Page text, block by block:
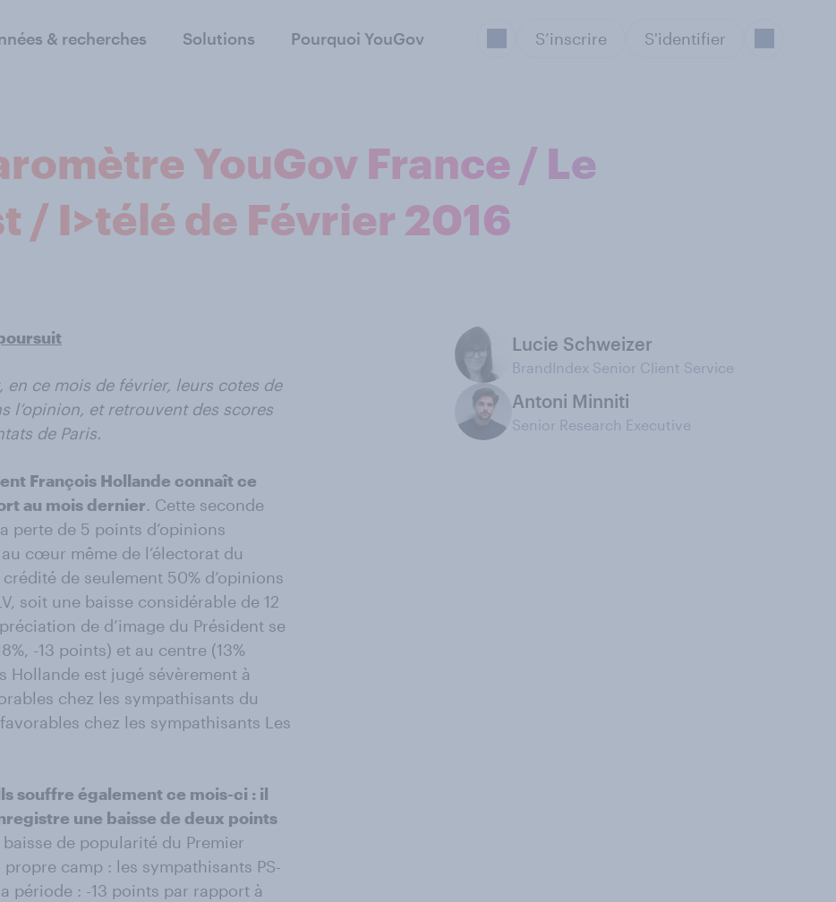
& recherches Solutions Pourquoi YouGov S’inscrire S'identifier
YouGov France / Le
/ I>télé de Février 2016
ce mois de février, leurs cotes de
l’opinion, et retrouvent des scores
de Paris.
François Hollande connaît ce
au mois dernier. Cette seconde
perte de 5 points d’opinions
cœur même de l’électorat du
de seulement 50% d’opinions
soit une baisse considérable de 12
de d’image du Président se
-13 points) et au centre (13%
Hollande est jugé sévèrement à
chez les sympathisants du
chez les sympathisants Les
souffre également ce mois-ci : il
une baisse de deux points
de popularité du Premier
camp : les sympathisants PS-
période : -13 points par rapport à
Lucie Schweizer
BrandIndex Senior Client Service
Antoni Minniti
Senior Research Executive